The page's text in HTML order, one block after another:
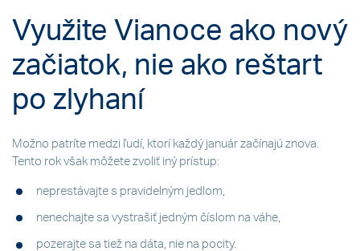
Využite Vianoce ako nový
začiatok, nie ako reštart
po zlyhaní
Možno patríte medzi ľudí, ktorí každý január začínajú znova.
Tento rok však môžete zvoliť iný prístup:
neprestávajte s pravidelným jedlom,
nenechajte sa vystrašiť jedným číslom na váhe,
pozerajte sa tiež na dáta, nie na pocity.